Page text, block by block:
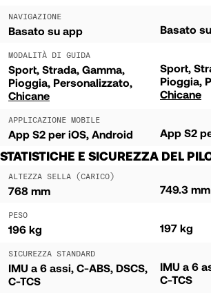
NAVIGAZIONE
Basato su app Basato
MODALITÀ DI GUIDA
Sport Strada Gamma
Pioggia Personalizzato
Chicane
Sport
Pioggia
Chicane
APPLICAZIONE MOBILE
App S2 per iOS, Android App S2
STATISTICHE E SICUREZZA DEL
ALTEZZA SELLA (CARICO)
768 mm 749.3 mm
PESO
196 kg 197 kg
SICUREZZA STANDARD
IMU a 6 assi, C-ABS, DSCS,
C-TCS
IMU a 6
C-TCS